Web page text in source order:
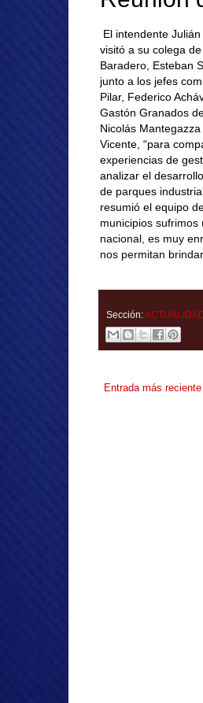
El intendente Julián
visitó a su colega de
Baradero, Esteban
junto a los jefes
Pilar, Federico
Gastón Granados
Nicolás Mantegazza
Vicente, “para
experiencias de
analizar el
de parques
resumió el equipo
municipios
nacional, es muy
nos permitan
Sección:
Entrada más reciente